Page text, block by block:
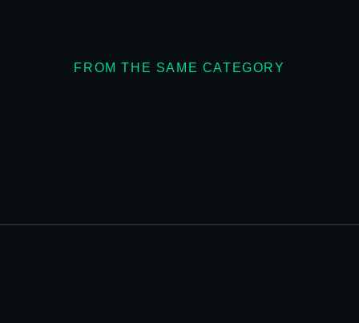
FROM THE SAME CATEGORY